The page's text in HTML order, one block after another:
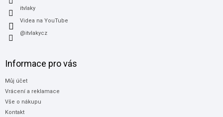
itvlaky
Videa na YouTube
@itvlakycz
Informace pro vás
Můj účet
Vrácení a reklamace
Vše o nákupu
Kontakt